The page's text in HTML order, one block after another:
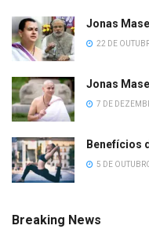
Jonas
22 DE
Jonas
7 DE
Benefícios
5 DE
Breaking News